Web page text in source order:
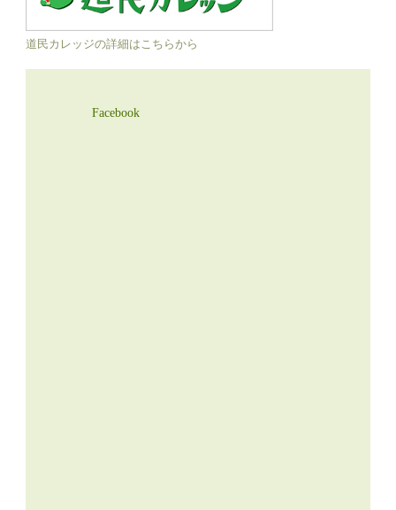
道民カレッジの詳細はこちらから
Facebook